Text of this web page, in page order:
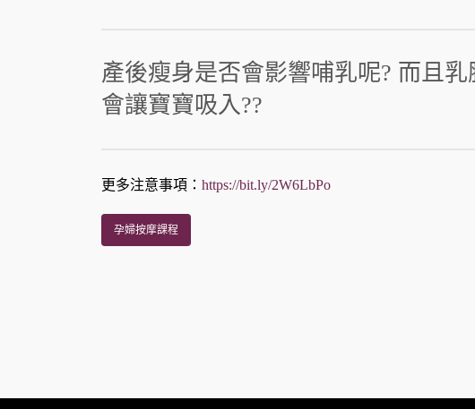
產後瘦身是否會影響哺乳呢? 而且
會讓寶寶吸入??
更多注意事項：https://bit.ly/2W6LbPo
孕婦按摩課程